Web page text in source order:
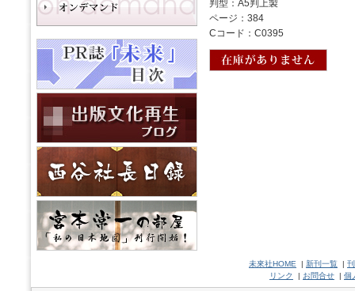
判型：A5判上製
ページ：384
Cコード：C0395
未來社HOME | 新刊一覧 |
リンク
| お問合せ | 個